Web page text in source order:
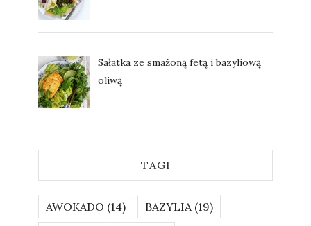
Sałatka ze smażoną fetą i bazyliową
oliwą
TAGI
AWOKADO (14) BAZYLIA(19)